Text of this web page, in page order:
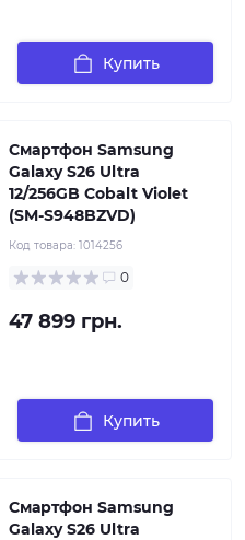
Купить
Смартфон Samsung
Galaxy S26 Ultra
12/256GB Cobalt Violet
(SM-S948BZVD)
Код товара: 1014256
0
47 899 грн.
Купить
Смартфон Samsung
Galaxy S26 Ultra